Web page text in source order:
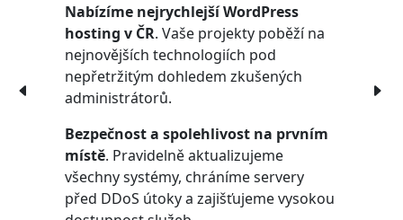
Nabízíme nejrychlejší WordPress
hosting v ČR. Vaše projekty poběží na
nejnovějších technologiích pod
nepřetržitým dohledem zkušených
administrátorů.
Bezpečnost a spolehlivost na prvním
místě. Pravidelně aktualizujeme
všechny systémy, chráníme servery
před DDoS útoky a zajišťujeme vysokou